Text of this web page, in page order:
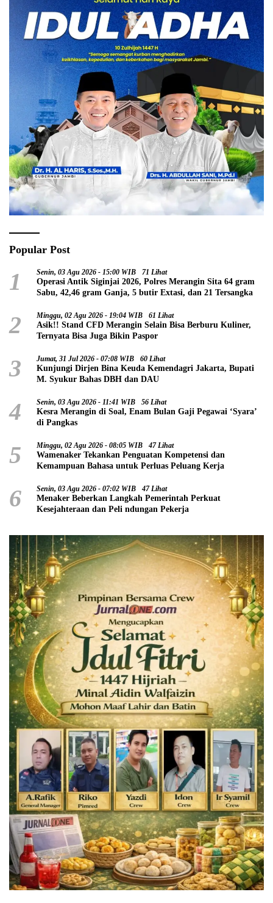
Popular Post
1 Senin, 03 Agu 2026 - 15:00 WIB 71 Lihat
Operasi Antik Siginjai 2026, Polres Merangin Sita 64 gram
Sabu, 42,46 gram Ganja, 5 butir Extasi, dan 21 Tersangka
2 Minggu, 02 Agu 2026 - 19:04 WIB 61 Lihat
Asik!! Stand CFD Merangin Selain Bisa Berburu Kuliner,
Ternyata Bisa Juga Bikin Paspor
3 Jumat, 31 Jul 2026 - 07:08 WIB 60 Lihat
Kunjungi Dirjen Bina Keuda Kemendagri Jakarta, Bupati
M. Syukur Bahas DBH dan DAU
4 Senin, 03 Agu 2026 - 11:41 WIB 56 Lihat
Kesra Merangin di Soal, Enam Bulan Gaji Pegawai ‘Syara’
di Pangkas
5 Minggu, 02 Agu 2026 - 08:05 WIB 47 Lihat
Wamenaker Tekankan Penguatan Kompetensi dan
Kemampuan Bahasa untuk Perluas Peluang Kerja
6 Senin, 03 Agu 2026 - 07:02 WIB 47 Lihat
Menaker Beberkan Langkah Pemerintah Perkuat
Kesejahteraan dan Peli ndungan Pekerja